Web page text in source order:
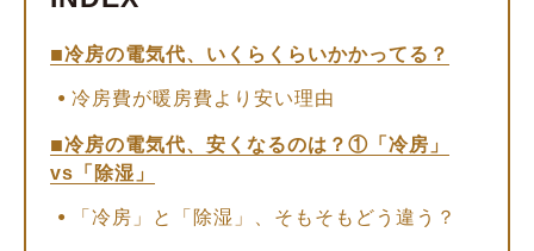
冷房の電気代、いくらくらいかかってる？
冷房費が暖房費より安い理由
冷房の電気代、安くなるのは？①「冷房」
vs「除湿」
「冷房」と「除湿」、そもそもどう違う？